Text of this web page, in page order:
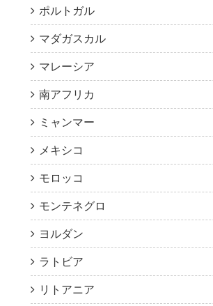
ポルトガル
マダガスカル
マレーシア
南アフリカ
ミャンマー
メキシコ
モロッコ
モンテネグロ
ヨルダン
ラトビア
リトアニア